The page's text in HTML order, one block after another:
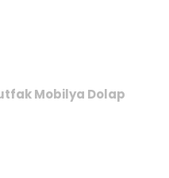
Mobilya Dolap